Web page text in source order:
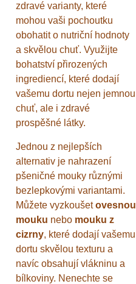
zdravé varianty, které
mohou vaši pochoutku
obohatit o nutriční hodnoty
a skvělou chuť. Využijte
bohatství přirozených
ingrediencí, které dodají
vašemu dortu nejen jemnou
chuť, ale i zdravé
prospěšné látky.
Jednou z nejlepších
alternativ je nahrazení
pšeničné mouky různými
bezlepkovými variantami.
Můžete vyzkoušetovesnou
mouku nebo mouku z
cizrny, které dodají vašemu
dortu skvělou texturu a
navíc obsahují vlákninu a
bílkoviny. Nenechte se